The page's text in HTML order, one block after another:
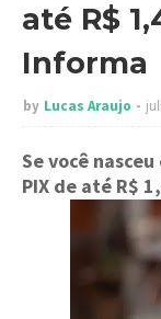
até R$
Informa
by Lucas Araujo
Se você
PIX de até R$